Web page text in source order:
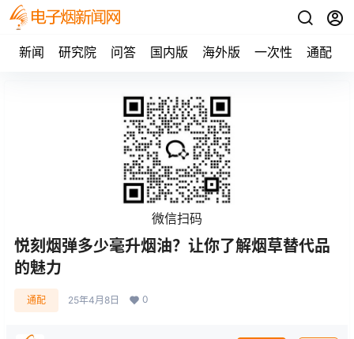
新闻 研究院 问答 国内版 海外版 一次性 通配
微信扫码
悦刻烟弹多少毫升烟油？让你了解烟草替代品
的魅力
通配 25年4月8日 0